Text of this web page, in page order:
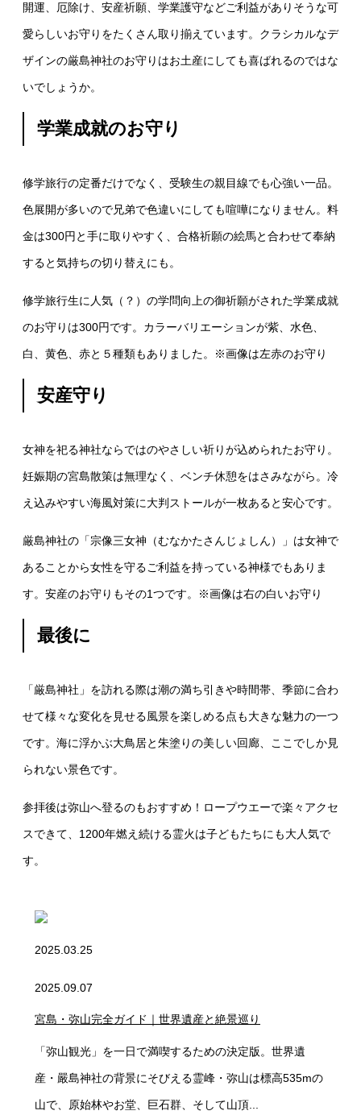
開運、厄除け、安産祈願、学業護守などご利益がありそうな可
愛らしいお守りをたくさん取り揃えています。クラシカルなデ
ザインの厳島神社のお守りはお土産にしても喜ばれるのではな
いでしょうか。
学業成就のお守り
修学旅行の定番だけでなく、受験生の親目線でも心強い一品。
色展開が多いので兄弟で色違いにしても喧嘩になりません。料
金は300円と手に取りやすく、合格祈願の絵馬と合わせて奉納
すると気持ちの切り替えにも。
修学旅行生に人気（？）の学問向上の御祈願がされた学業成就
のお守りは300円です。カラーバリエーションが紫、水色、
白、黄色、赤と５種類もありました。※画像は左赤のお守り
安産守り
女神を祀る神社ならではのやさしい祈りが込められたお守り。
妊娠期の宮島散策は無理なく、ベンチ休憩をはさみながら。冷
え込みやすい海風対策に大判ストールが一枚あると安心です。
厳島神社の「宗像三女神（むなかたさんじょしん）」は女神で
あることから女性を守るご利益を持っている神様でもありま
す。安産のお守りもその1つです。※画像は右の白いお守り
最後に
「厳島神社」を訪れる際は潮の満ち引きや時間帯、季節に合わ
せて様々な変化を見せる風景を楽しめる点も大きな魅力の一つ
です。海に浮かぶ大鳥居と朱塗りの美しい回廊、ここでしか見
られない景色です。
参拝後は弥山へ登るのもおすすめ！ロープウエーで楽々アクセ
スできて、1200年燃え続ける霊火は子どもたちにも大人気で
す。
2025.03.25
2025.09.07
宮島・弥山完全ガイド｜世界遺産と絶景巡り
「弥山観光」を一日で満喫するための決定版。世界遺
産・嚴島神社の背景にそびえる霊峰・弥山は標高535mの
山で、原始林やお堂、巨石群、そして山頂...